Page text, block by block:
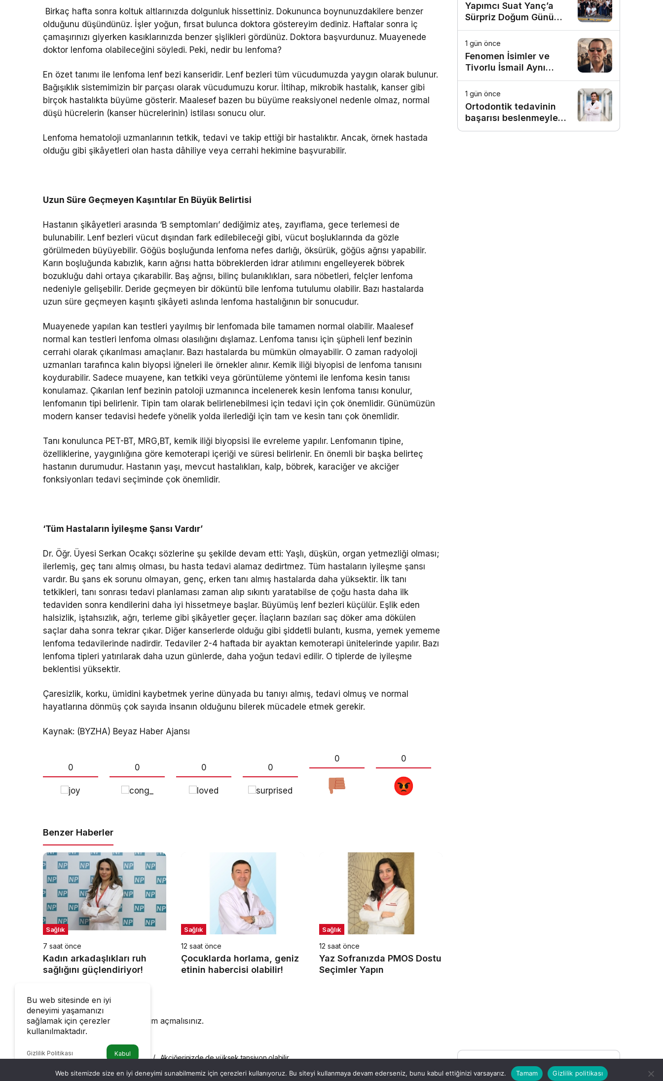
Birkaç hafta sonra koltuk altlarınızda dolgunluk hissettiniz. Dokununca boynunuzdakilere benzer
olduğunu düşündünüz. İşler yoğun, fırsat bulunca doktora göstereyim dediniz. Haftalar sonra iç
çamaşırınızı giyerken kasıklarınızda benzer şişlikleri gördünüz. Doktora başvurdunuz. Muayenede
doktor lenfoma olabileceğini söyledi. Peki, nedir bu lenfoma?
En özet tanımı ile lenfoma lenf bezi kanseridir. Lenf bezleri tüm vücudumuzda yaygın olarak bulunur.
Bağışıklık sistemimizin bir parçası olarak vücudumuzu korur. İltihap, mikrobik hastalık, kanser gibi
birçok hastalıkta büyüme gösterir. Maalesef bazen bu büyüme reaksiyonel nedenle olmaz, normal
düşü hücrelerin (kanser hücrelerinin) istilası sonucu olur.
Lenfoma hematoloji uzmanlarının tetkik, tedavi ve takip ettiği bir hastalıktır. Ancak, örnek hastada
olduğu gibi şikâyetleri olan hasta dâhiliye veya cerrahi hekimine başvurabilir.
Uzun Süre Geçmeyen Kaşıntılar En Büyük Belirtisi
Hastanın şikâyetleri arasında ‘B semptomları’ dediğimiz ateş, zayıflama, gece terlemesi de
bulunabilir. Lenf bezleri vücut dışından fark edilebileceği gibi, vücut boşluklarında da gözle
görülmeden büyüyebilir. Göğüs boşluğunda lenfoma nefes darlığı, öksürük, göğüs ağrısı yapabilir.
Karın boşluğunda kabızlık, karın ağrısı hatta böbreklerden idrar atılımını engelleyerek böbrek
bozukluğu dahi ortaya çıkarabilir. Baş ağrısı, bilinç bulanıklıkları, sara nöbetleri, felçler lenfoma
nedeniyle gelişebilir. Deride geçmeyen bir döküntü bile lenfoma tutulumu olabilir. Bazı hastalarda
uzun süre geçmeyen kaşıntı şikâyeti aslında lenfoma hastalığının bir sonucudur.
Muayenede yapılan kan testleri yayılmış bir lenfomada bile tamamen normal olabilir. Maalesef
normal kan testleri lenfoma olması olasılığını dışlamaz. Lenfoma tanısı için şüpheli lenf bezinin
cerrahi olarak çıkarılması amaçlanır. Bazı hastalarda bu mümkün olmayabilir. O zaman radyoloji
uzmanları tarafınca kalın biyopsi iğneleri ile örnekler alınır. Kemik iliği biyopisi de lenfoma tanısını
koydurabilir. Sadece muayene, kan tetkiki veya görüntüleme yöntemi ile lenfoma kesin tanısı
konulamaz. Çıkarılan lenf bezinin patoloji uzmanınca incelenerek kesin lenfoma tanısı konulur,
lenfomanın tipi belirlenir. Tipin tam olarak belirlenebilmesi için tedavi için çok önemlidir. Günümüzün
modern kanser tedavisi hedefe yönelik yolda ilerlediği için tam ve kesin tanı çok önemlidir.
Tanı konulunca PET-BT, MRG,BT, kemik iliği biyopsisi ile evreleme yapılır. Lenfomanın tipine,
özelliklerine, yaygınlığına göre kemoterapi içeriği ve süresi belirlenir. En önemli bir başka belirteç
hastanın durumudur. Hastanın yaşı, mevcut hastalıkları, kalp, böbrek, karaciğer ve akciğer
fonksiyonları tedavi seçiminde çok önemlidir.
‘Tüm Hastaların İyileşme Şansı Vardır’
Dr. Öğr. Üyesi Serkan Ocakçı sözlerine şu şekilde devam etti: Yaşlı, düşkün, organ yetmezliği olması;
ilerlemiş, geç tanı almış olması, bu hasta tedavi alamaz dedirtmez. Tüm hastaların iyileşme şansı
vardır. Bu şans ek sorunu olmayan, genç, erken tanı almış hastalarda daha yüksektir. İlk tanı
tetkikleri, tanı sonrası tedavi planlaması zaman alıp sıkıntı yaratabilse de çoğu hasta daha ilk
tedaviden sonra kendilerini daha iyi hissetmeye başlar. Büyümüş lenf bezleri küçülür. Eşlik eden
halsizlik, iştahsızlık, ağrı, terleme gibi şikâyetler geçer. İlaçların bazıları saç döker ama dökülen
saçlar daha sonra tekrar çıkar. Diğer kanserlerde olduğu gibi şiddetli bulantı, kusma, yemek yememe
lenfoma tedavilerinde nadirdir. Tedaviler 2-4 haftada bir ayaktan kemoterapi ünitelerinde yapılır. Bazı
lenfoma tipleri yatırılarak daha uzun günlerde, daha yoğun tedavi edilir. O tiplerde de iyileşme
beklentisi yüksektir.
Çaresizlik, korku, ümidini kaybetmek yerine dünyada bu tanıyı almış, tedavi olmuş ve normal
hayatlarına dönmüş çok sayıda insanın olduğunu bilerek mücadele etmek gerekir.
Kaynak: (BYZHA) Beyaz Haber Ajansı
0 0 0 0
0 0
Benzer Haberler
Sağlık
7 saat önce
Kadın arkadaşlıkları ruh
sağlığını güçlendiriyor!
Sağlık
12 saat önce
Çocuklarda horlama, geniz
etinin habercisi olabilir!
Sağlık
12 saat önce
Yaz Sofranızda PMOS Dostu
Seçimler Yapın
Bir Cevap Yaz
Yorum yapabilmek için oturum açmalısınız.
Yapımcı Suat Yanç’a
Sürpriz Doğum Günü
Kutlaması!
1 gün önce
Fenomen İsimler ve
Tivorlu İsmail Aynı
Filmde Buluştu!
!Kozalak Devri! 7
Ağustos’ta Vizyonda
1 gün önce
Ortodontik tedavinin
başarısı beslenmeyle
başlar!
Haberler SAĞLIK Akciğerinizde de yüksek tansiyon olabilir.
You may be interested
Bu web sitesinde en iyi
deneyimi yaşamanızı
sağlamak için çerezler
kullanılmaktadır.
Gizlilik Politikası Kabul
Web sitemizde size en iyi deneyimi sunabilmemiz için çerezleri kullanıyoruz. Bu siteyi kullanmaya devam ederseniz, bunu kabul ettiğinizi varsayarız. Tamam Gizlilik politikası